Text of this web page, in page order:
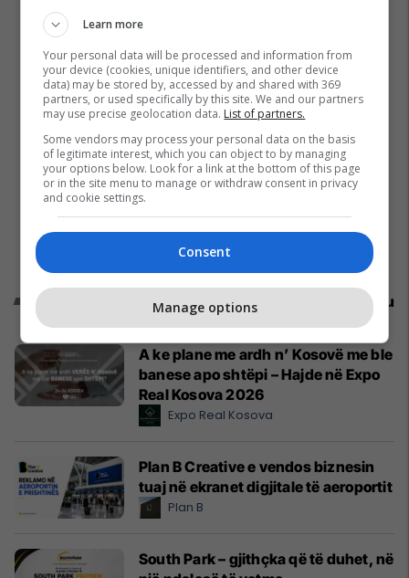
Promo Reklamo këtu
A ke plane me ardh n’ Kosovë me ble
banese apo shtëpi – Hajde në Expo
Real Kosova 2026
Expo Real Kosova
Plan B Creative e vendos biznesin
tuaj në ekranet digjitale të aeroportit
Plan B
South Park – gjithçka që të duhet, në
Learn more
Your personal data will be processed and information from
your device (cookies, unique identifiers, and other device
data) may be stored by, accessed by and shared with 369
partners, or used specifically by this site. We and our partners
may use precise geolocation data. List of partners.
Some vendors may process your personal data on the basis
of legitimate interest, which you can object to by managing
your options below. Look for a link at the bottom of this page
or in the site menu to manage or withdraw consent in privacy
and cookie settings.
Consent
Manage options